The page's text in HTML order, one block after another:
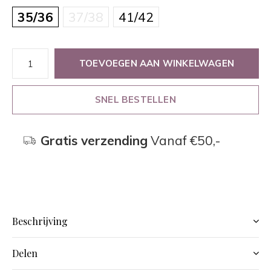
35/36 37/38 41/42
TOEVOEGEN AAN WINKELWAGEN
SNEL BESTELLEN
Gratis verzending Vanaf €50,-
Beschrijving
Delen